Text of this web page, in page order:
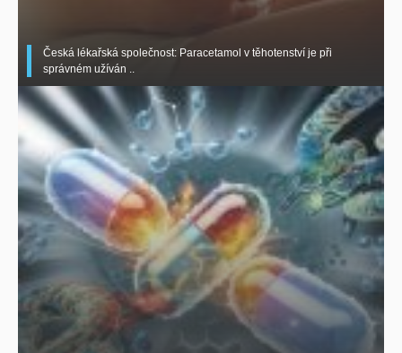
Česká lékařská společnost: Paracetamol v těhotenství je při
správném užíván ..